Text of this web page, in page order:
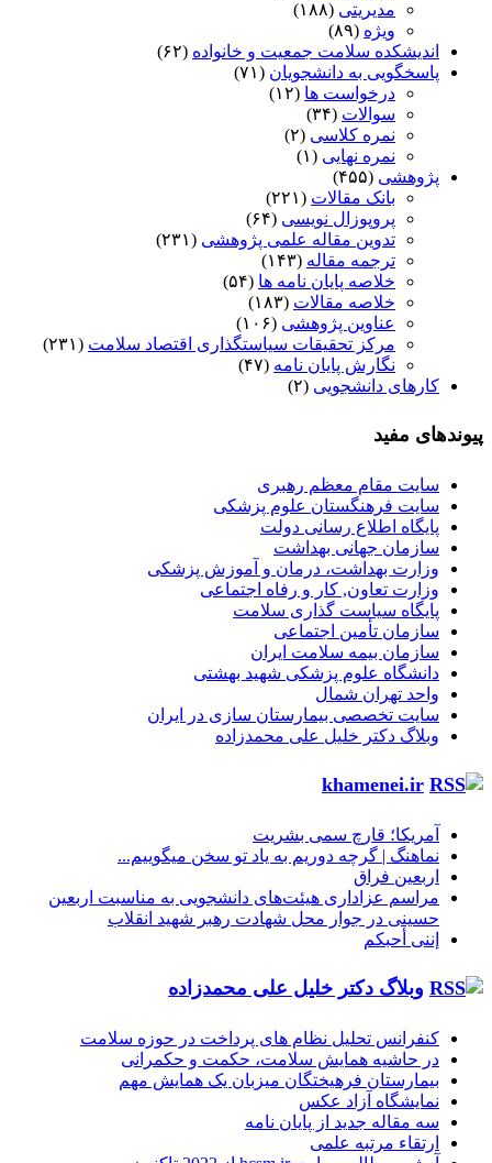
مدیریتی (۱۸۸)
ویژه (۸۹)
اندیشکده سلامت جمعیت و خانواده (۶۲)
پاسخگویی به دانشجویان (۷۱)
درخواست ها (۱۲)
سوالات (۳۴)
نمره کلاسی (۲)
نمره نهایی (۱)
پژوهشی (۴۵۵)
بانک مقالات (۲۲۱)
پروپوزال نویسی (۶۴)
تدوین مقاله علمی پژوهشی (۲۳۱)
ترجمه مقاله (۱۴۳)
خلاصه پایان نامه ها (۵۴)
خلاصه مقالات (۱۸۳)
عناوین پژوهشی (۱۰۶)
مرکز تحقیقات سیاستگذاری اقتصاد سلامت (۲۳۱)
نگارش پایان نامه (۴۷)
کارهای دانشجویی (۲)
پیوندهای مفید
سایت مقام معظم رهبری
سایت فرهنگستان علوم پزشکی
پایگاه اطلاع رسانی دولت
سازمان جهانی بهداشت
وزارت بهداشت، درمان و آموزش پزشکی
وزارت تعاون, کار و رفاه اجتماعی
پایگاه سیاست گذاری سلامت
سازمان تأمین اجتماعی
سازمان بیمه سلامت ایران
دانشگاه علوم پزشکی شهید بهشتی
واحد تهران شمال
سایت تخصصی بیمارستان سازی در ایران
وبلاگ دکتر خلیل علی محمدزاده
khamenei.ir
آمریکا؛ قارچ سمی بشریت
نماهنگ |‌ گرچه دوریم به یاد تو سخن میگوییم...
اربعین فراق
مراسم عزاداری هیئت‌های دانشجویی به مناسبت اربعین
حسینی در جوار محل شهادت رهبر شهید انقلاب
إننی أحبکم
وبلاگ دکتر خلیل علی محمدزاده
کنفرانس تحلیل نظام های پرداخت در حوزه سلامت
در حاشیه همایش سلامت، حکمت و حکمرانی
بیمارستان فرهیختگان میزبان یک همایش مهم
نمایشگاه آزاد عکس
سه مقاله جدید از پایان نامه
ارتقاء مرتبه علمی